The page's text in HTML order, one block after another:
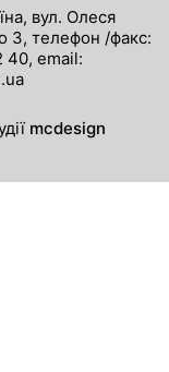
вул. Олеся
3, телефон /факс:
40, email:
mcdesign